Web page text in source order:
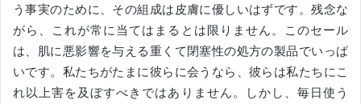
う事実のために、その組成は皮膚に優しいはずです。残念な
がら、これが常に当てはまるとは限りません。
このセール
は、肌に悪影響を与える重くて閉塞性の処方の製品でいっぱ
いです。 私たちがたまに彼らに会うなら、彼らは私たちにこ
れ以上害を及ぼすべきではありません。
しかし、毎日使う